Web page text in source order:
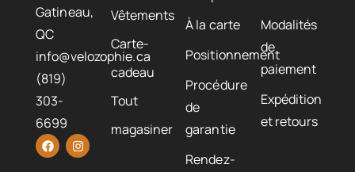
Gatineau,
QC
info@velozophie.ca
(819)
303-
6699
Vêtements
Carte-
cadeau
Tout
magasiner
À la carte
Positionnement
Procédure
de
garantie
Rendez-
Modalités
de
paiement
Expédition
et retours